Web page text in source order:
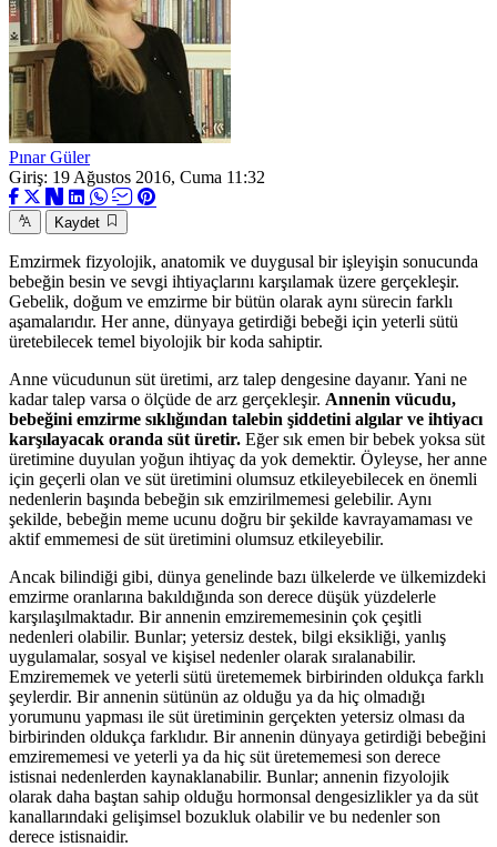
Pınar Güler
Giriş: 19 Ağustos 2016, Cuma 11:32
Kaydet
Emzirmek fizyolojik, anatomik ve duygusal bir işleyişin sonucunda
bebeğin besin ve sevgi ihtiyaçlarını karşılamak üzere gerçekleşir.
Gebelik, doğum ve emzirme bir bütün olarak aynı sürecin farklı
aşamalarıdır. Her anne, dünyaya getirdiği bebeği için yeterli sütü
üretebilecek temel biyolojik bir koda sahiptir.
Anne vücudunun süt üretimi, arz talep dengesine dayanır. Yani ne
kadar talep varsa o ölçüde de arz gerçekleşir. Annenin vücudu,
bebeğini emzirme sıklığından talebin şiddetini algılar ve ihtiyacı
karşılayacak oranda süt üretir. Eğer sık emen bir bebek yoksa süt
üretimine duyulan yoğun ihtiyaç da yok demektir. Öyleyse, her anne
için geçerli olan ve süt üretimini olumsuz etkileyebilecek en önemli
nedenlerin başında bebeğin sık emzirilmemesi gelebilir. Aynı
şekilde, bebeğin meme ucunu doğru bir şekilde kavrayamaması ve
aktif emmemesi de süt üretimini olumsuz etkileyebilir.
Ancak bilindiği gibi, dünya genelinde bazı ülkelerde ve ülkemizdeki
emzirme oranlarına bakıldığında son derece düşük yüzdelerle
karşılaşılmaktadır. Bir annenin emzirememesinin çok çeşitli
nedenleri olabilir. Bunlar; yetersiz destek, bilgi eksikliği, yanlış
uygulamalar, sosyal ve kişisel nedenler olarak sıralanabilir.
Emzirememek ve yeterli sütü üretememek birbirinden oldukça farklı
şeylerdir. Bir annenin sütünün az olduğu ya da hiç olmadığı
yorumunu yapması ile süt üretiminin gerçekten yetersiz olması da
birbirinden oldukça farklıdır. Bir annenin dünyaya getirdiği bebeğini
emzirememesi ve yeterli ya da hiç süt üretememesi son derece
istisnai nedenlerden kaynaklanabilir. Bunlar; annenin fizyolojik
olarak daha baştan sahip olduğu hormonsal dengesizlikler ya da süt
kanallarındaki gelişimsel bozukluk olabilir ve bu nedenler son
derece istisnaidir.